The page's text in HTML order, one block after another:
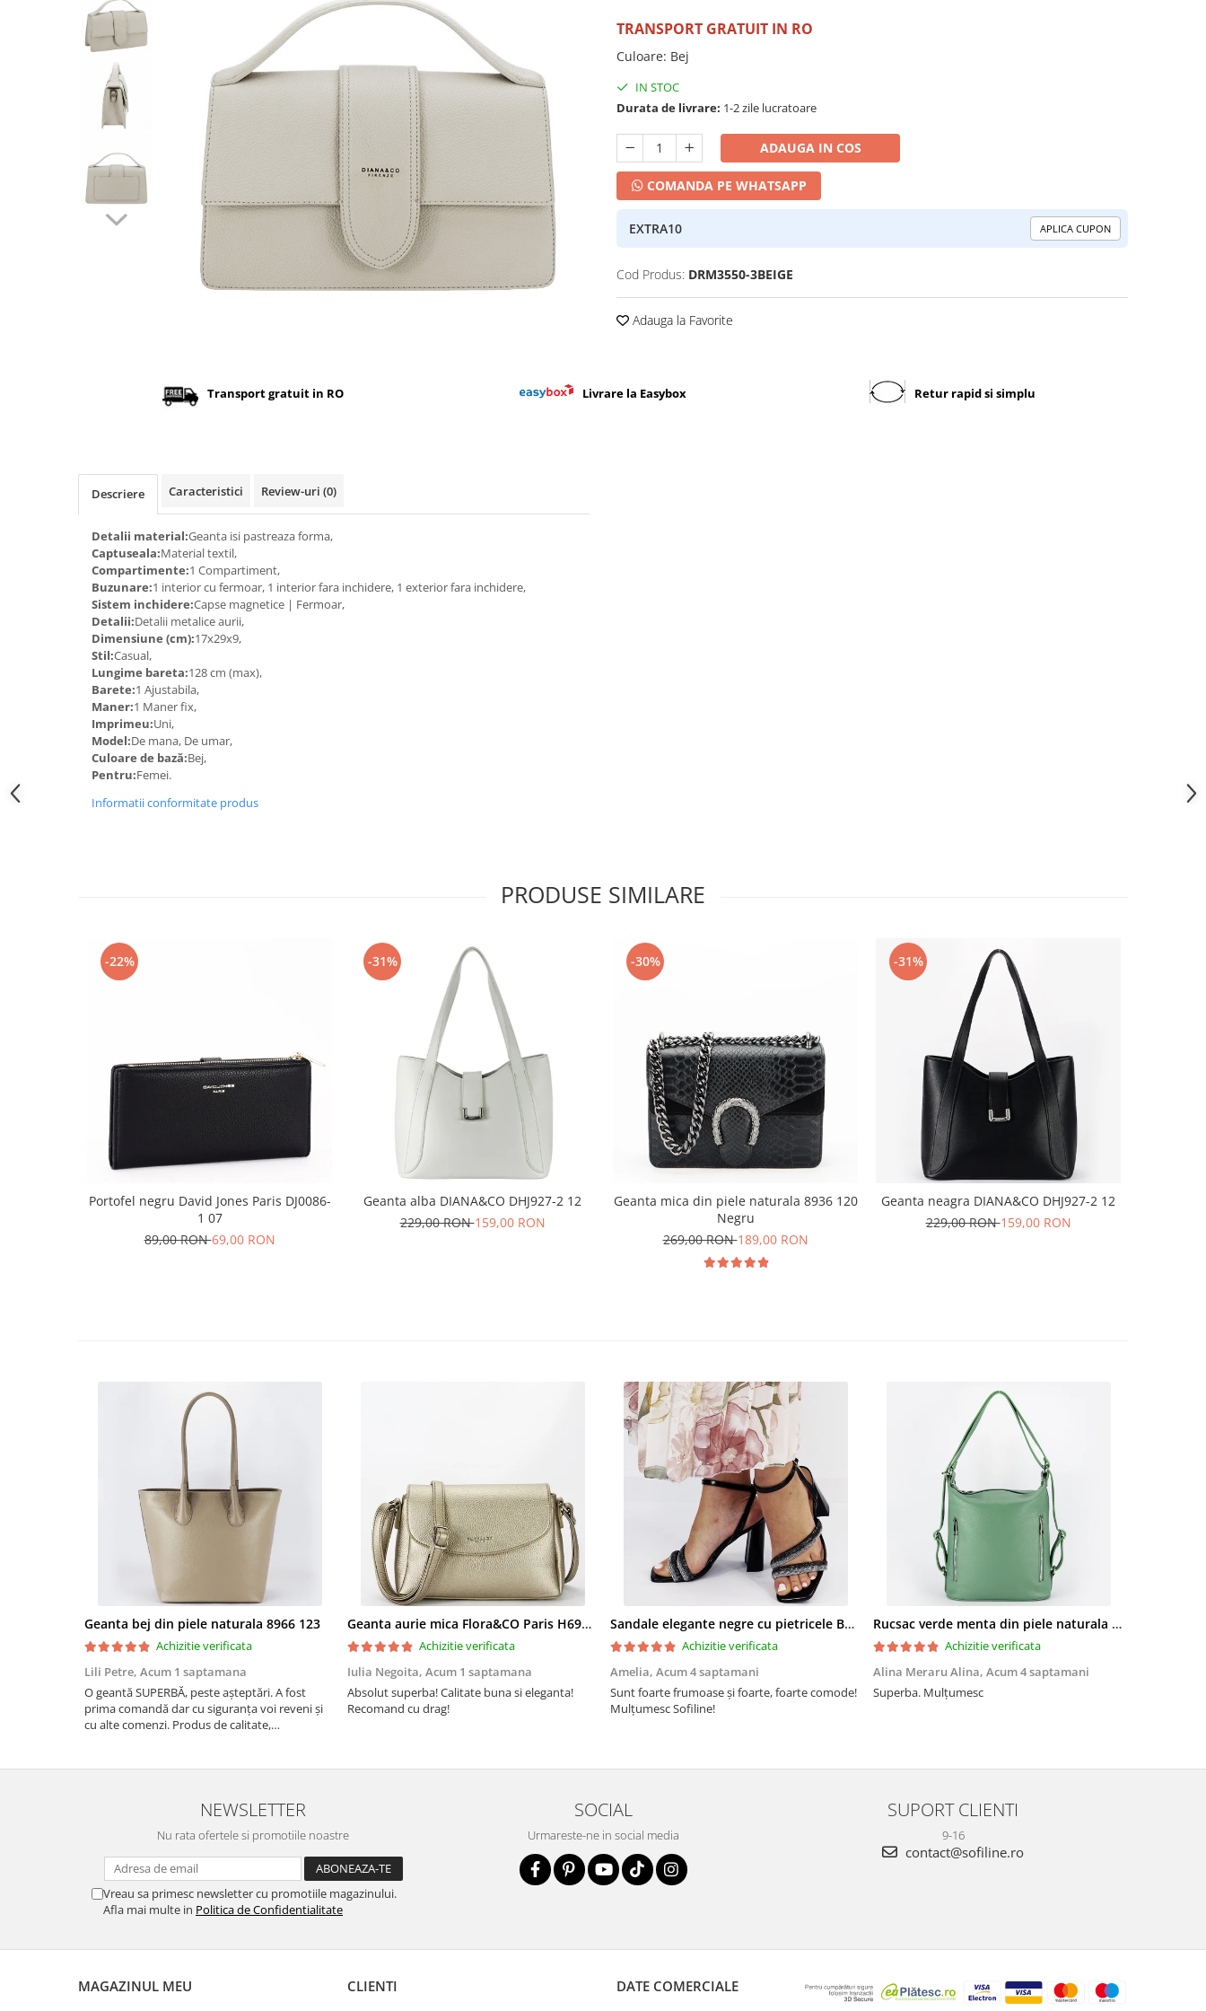
Incaltamine primavara-vara piele
Imbracaminte
Camasi si topuri
Blugi si pantaloni
Pulovere si cardigane
Incaltaminte toamna-iarna piele
TRANSPORT GRATUIT IN RO
Culoare: Bej
IN STOC
Durata de livrare: 1-2 zile lucratoare
ADAUGA IN COS
COMANDA PE WHATSAPP
EXTRA10 APLICA CUPON
Cod Produs: DRM3550-3BEIGE
Adauga la Favorite
Transport gratuit in RO Livrare la Easybox Retur rapid si simplu
Descriere Caracteristici Review-uri (0)
Detalii material:Geanta isi pastreaza forma,
Captuseala:Material textil,
Compartimente:1 Compartiment,
Buzunare:1 interior cu fermoar, 1 interior fara inchidere, 1 exterior fara inchidere,
Sistem inchidere:Capse magnetice | Fermoar,
Detalii:Detalii metalice aurii,
Dimensiune (cm):17x29x9,
Stil:Casual,
Lungime bareta:128 cm (max),
Barete:1 Ajustabila,
Maner:1 Maner fix,
Imprimeu:Uni,
Model:De mana, De umar,
Culoare de bază:Bej,
Pentru:Femei.
Informatii conformitate produs
PRODUSE SIMILARE
-22%
Portofel negru David Jones Paris DJ0086-
1 07
89,00 RON69,00 RON
-31%
Geanta alba DIANA&CO DHJ927-2 12
229,00 RON159,00 RON
-30%
Geanta mica din piele naturala 8936 120
Negru
269,00 RON189,00 RON
-31%
Geanta neagra DIANA&CO DHJ927-2 12
229,00 RON159,00 RON
Geanta bej din piele naturala 8966 123
Achizitie verificata
Lili Petre, Acum 1 saptamana
O geantă SUPERBĂ, peste așteptări. A fost
prima comandă dar cu siguranța voi reveni și
cu alte comenzi. Produs de calitate,
SOFILINE!!!
Geanta aurie mica Flora&CO Paris H6930 16
Achizitie verificata
Iulia Negoita, Acum 1 saptamana
Absolut superba! Calitate buna si eleganta!
Recomand cu drag!
Sandale elegante negre cu pietricele BZF8778 M12
Achizitie verificata
Amelia, Acum 4 saptamani
Sunt foarte frumoase şi foarte, foarte comode!
Mulţumesc Sofiline!
Rucsac verde menta din piele naturala 2 in 1 Lucia 121
Achizitie verificata
Alina Meraru Alina, Acum 4 saptamani
Superba. Mulțumesc
NEWSLETTER
Nu rata ofertele si promotiile noastre
Vreau sa primesc newsletter cu promotiile magazinului.
Afla mai multe in Politica de Confidentialitate
SOCIAL
Urmareste-ne in social media
SUPORT CLIENTI
9-16
contact@sofiline.ro
MAGAZINUL MEU CLIENTI DATE COMERCIALE